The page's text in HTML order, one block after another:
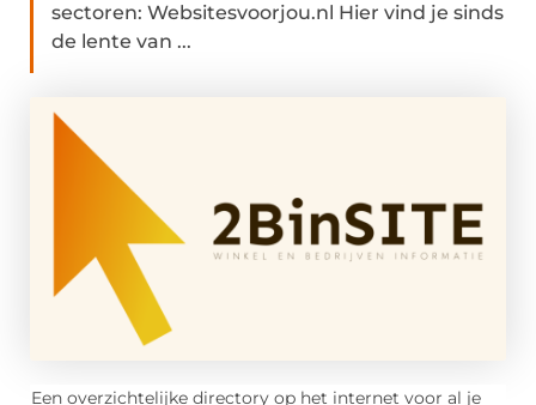
sectoren: Websitesvoorjou.nl Hier vind je sinds
de lente van ...
Een overzichtelijke directory op het internet voor al je